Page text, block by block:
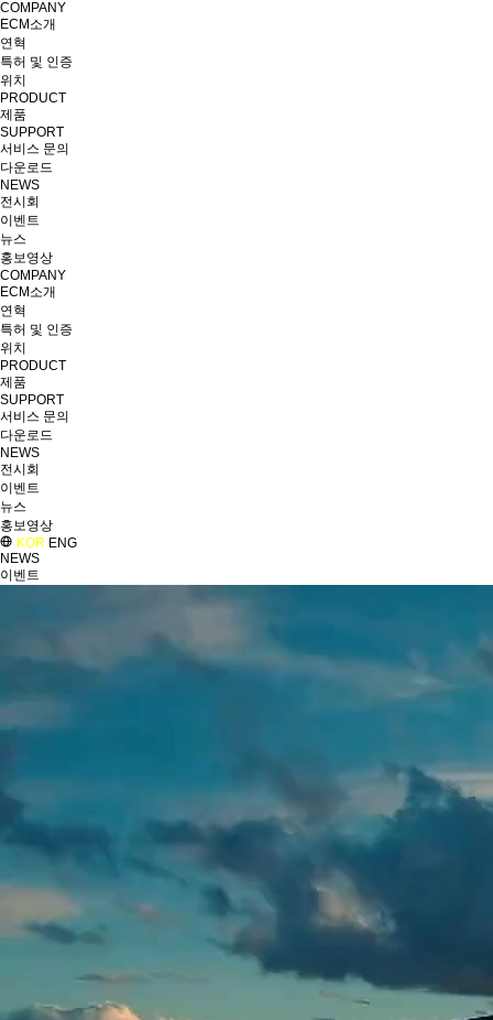
COMPANY
ECM소개
연혁
특허 및 인증
위치
PRODUCT
제품
SUPPORT
서비스 문의
다운로드
NEWS
전시회
이벤트
뉴스
홍보영상
COMPANY
ECM소개
연혁
특허 및 인증
위치
PRODUCT
제품
SUPPORT
서비스 문의
다운로드
NEWS
전시회
이벤트
뉴스
홍보영상
KOR ENG
NEWS
이벤트